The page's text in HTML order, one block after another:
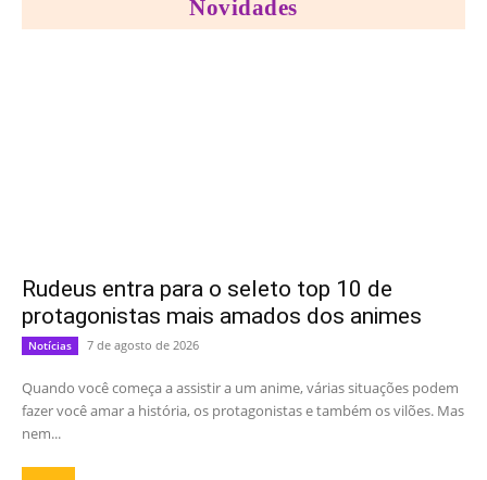
Novidades
Rudeus entra para o seleto top 10 de
protagonistas mais amados dos animes
Notícias 7 de agosto de 2026
Quando você começa a assistir a um anime, várias situações podem
fazer você amar a história, os protagonistas e também os vilões. Mas
nem...